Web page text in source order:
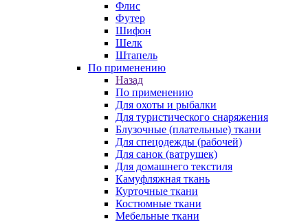
Флис
Футер
Шифон
Шелк
Штапель
По применению
Назад
По применению
Для охоты и рыбалки
Для туристического снаряжения
Блузочные (плательные) ткани
Для спецодежды (рабочей)
Для санок (ватрушек)
Для домашнего текстиля
Камуфляжная ткань
Курточные ткани
Костюмные ткани
Мебельные ткани